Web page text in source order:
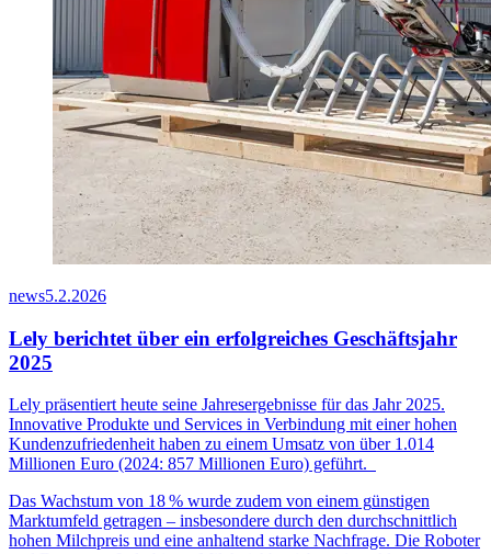
news5.2.2026
Lely berichtet über ein erfolgreiches Geschäftsjahr
2025
Lely präsentiert heute seine Jahresergebnisse für das Jahr 2025.
Innovative Produkte und Services in Verbindung mit einer hohen
Kundenzufriedenheit haben zu einem Umsatz von über 1.014
Millionen Euro (2024: 857 Millionen Euro) geführt.
Das Wachstum von 18% wurde zudem von einem günstigen
Marktumfeld getragen – insbesondere durch den durchschnittlich
hohen Milchpreis und eine anhaltend starke Nachfrage. Die Roboter